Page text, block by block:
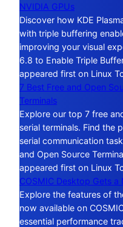
NVIDIA GPUs
Discover how KDE
with triple buffering
improving your visual
6.8 to Enable Triple
appeared first on Linux
7 Best Free and Open
Terminals
Explore our top 7 free
serial terminals. Find the
serial communication
and Open Source
appeared first on Linux
COSMIC Desktop Gets
Explore the features of
now available on
essential performance